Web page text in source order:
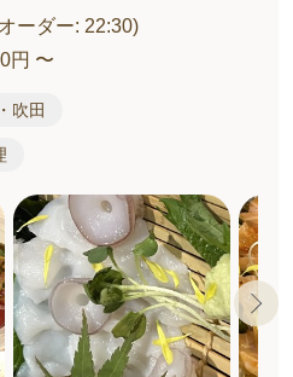
ーダー: 22:30)
円 〜
吹田